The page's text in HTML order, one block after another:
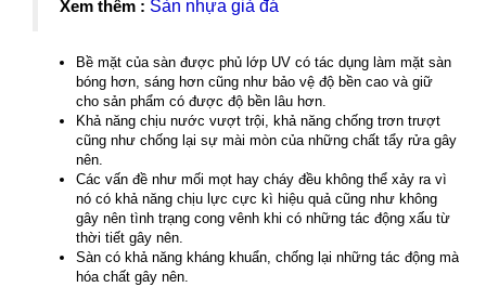
Xem thêm : Sàn nhựa giả đá
Bề mặt của sàn được phủ lớp UV có tác dụng làm mặt sàn
bóng hơn, sáng hơn cũng như bảo vệ độ bền cao và giữ
cho sản phẩm có được độ bền lâu hơn.
Khả năng chịu nước vượt trội, khả năng chống trơn trượt
cũng như chống lại sự mài mòn của những chất tẩy rửa gây
nên.
Các vấn đề như mối mọt hay cháy đều không thể xảy ra vì
nó có khả năng chịu lực cực kì hiệu quả cũng như không
gây nên tình trạng cong vênh khi có những tác động xấu từ
thời tiết gây nên.
Sàn có khả năng kháng khuẩn, chống lại những tác động mà
hóa chất gây nên.